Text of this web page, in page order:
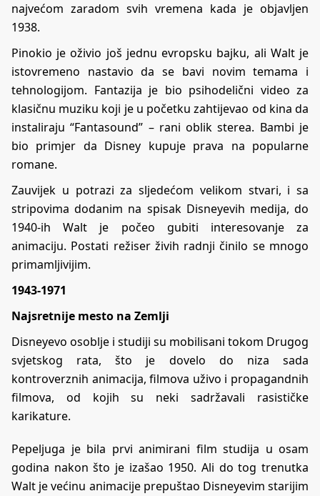
najvećom zaradom svih vremena kada je objavljen
1938.
Pinokio je oživio još jednu evropsku bajku, ali Walt je
istovremeno nastavio da se bavi novim temama i
tehnologijom. Fantazija je bio psihodelični video za
klasičnu muziku koji je u početku zahtijevao od kina da
instaliraju “Fantasound” – rani oblik sterea. Bambi je
bio primjer da Disney kupuje prava na popularne
romane.
Zauvijek u potrazi za sljedećom velikom stvari, i sa
stripovima dodanim na spisak Disneyevih medija, do
1940-ih Walt je počeo gubiti interesovanje za
animaciju. Postati režiser živih radnji činilo se mnogo
primamljivijim.
1943-1971
Najsretnije mesto na Zemlji
Disneyevo osoblje i studiji su mobilisani tokom Drugog
svjetskog rata, što je dovelo do niza sada
kontroverznih animacija, filmova uživo i propagandnih
filmova, od kojih su neki sadržavali rasističke
karikature.
Pepeljuga je bila prvi animirani film studija u osam
godina nakon što je izašao 1950. Ali do tog trenutka
Walt je većinu animacije prepuštao Disneyevim starijim